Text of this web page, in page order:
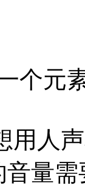
个元
用人
量